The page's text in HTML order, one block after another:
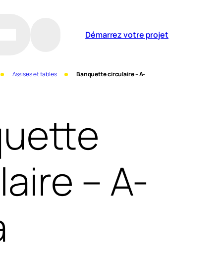
Démarrez votre projet
Assises et tables Banquette circulaire – A-
– A-